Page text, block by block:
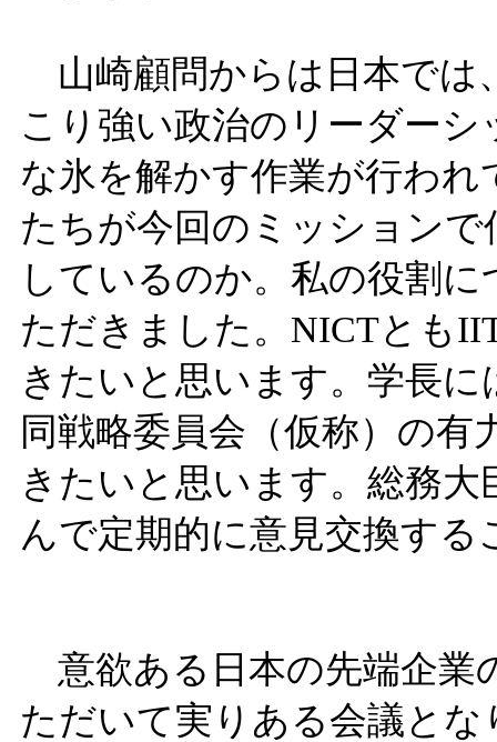
山崎顧問からは日本では
こり強い政治のリーダー
な氷を解かす作業が行わ
たちが今回のミッション
しているのか。私の役割
ただきました。NICTとも
きたいと思います。学長
同戦略委員会（仮称）の
きたいと思います。総務
んで定期的に意見交換す
意欲ある日本の先端企業
ただいて実りある会議と